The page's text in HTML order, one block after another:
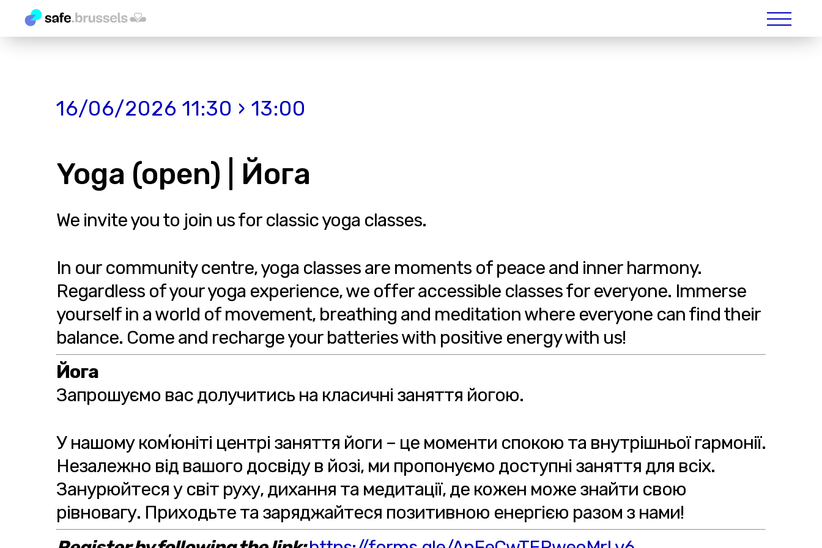
16/06/2026 11:30 › 13:00
Yoga (open) | Йога
We invite you to join us for classic yoga classes.
In our community centre, yoga classes are moments of peace and inner harmony.
Regardless of your yoga experience, we offer accessible classes for everyone. Immerse
yourself in a world of movement, breathing and meditation where everyone can find their
balance. Come and recharge your batteries with positive energy with us!
Йога
Запрошуємо вас долучитись на класичні заняття йогою.
У нашому комʼюніті центрі заняття йоги – це моменти спокою та внутрішньої гармонії.
Незалежно від вашого досвіду в йозі, ми пропонуємо доступні заняття для всіх.
Занурюйтеся у світ руху, дихання та медитації, де кожен може знайти свою
рівновагу. Приходьте та заряджайтеся позитивною енергією разом з нами!